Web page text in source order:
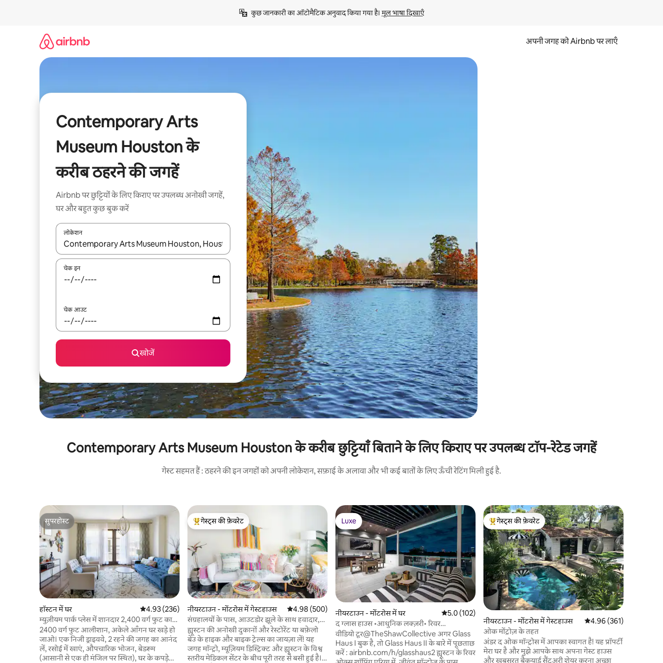
कुछ जानकारी का ऑटोमैटिक अनुवाद किया गया है। मूल भाषा दिखाएँ
अपनी जगह को Airbnb पर लाएँ
Contemporary Arts
Museum Houston के
करीब ठहरने की जगहें
Airbnb पर छुट्टियों के लिए किराए पर उपलब्ध अनोखी जगहें,
घर और बहुत कुछ बुक करें
लोकेशन
नतीजों के उपलब्ध होने पर, अप और डाउन 'ऐरो की' का इस्तेमाल करके नेविगेट करें या टच या फिर स्वाइप जेस्चर का इस्तेमाल करके एक्सप्लोर करें।
चेक इन
चेक आउट
खोजें
Contemporary Arts Museum Houston के करीब छुट्टियाँ बिताने के लिए किराए पर उपलब्ध टॉप-रेटेड जगहें
गेस्ट सहमत हैं : ठहरने की इन जगहों को अपनी लोकेशन, सफ़ाई के अलावा और भी कई बातों के लिए ऊँची रेटिंग मिली हुई है.
सुपरहोस्ट
सुपरहोस्ट
हॉस्टन में घर औसत रेटिंग 5 में से 4.93, 236 समीक्षाएँ
4.93 (236)
म्युज़ीयम पार्क प्लेस में शानदार 2,400 वर्ग फुट का
घर
2400 वर्ग फुट आलीशान, अकेले आँगन घर खड़े हो
जाओ। एक निजी ड्राइववे, 2 रहने की जगह का आनंद
लें, रसोई में खाएं, औपचारिक भोजन, बेडरूम
(आसानी से एक ही मंजिल पर स्थित), घर के कपड़े
गेस्ट्स का टॉप फ़ेवरेट
गेस्ट्स की फ़ेवरेट
नीयरटाउन - मोंटरोस में गेस्टहाउस औसत रेटिंग 5 में से 4.98, 500 समीक्षाएँ
4.98 (500)
संग्रहालयों के पास, आउटडोर झूले के साथ हवादार,
बोहेमियन वाइब
ह्यूस्टन की अनोखी दुकानों और रेस्टोरेंट या बफ़ेलो
बेउ के हाइक और बाइक ट्रेल्स का जायज़ा लें! यह
जगह मॉन्ट्रो, म्यूज़ियम डिस्ट्रिक्ट और ह्यूस्टन के विश्व
स्तरीय मेडिकल सेंटर के बीच पूरी तरह से बसी हुई है।
Luxe
Luxe
नीयरटाउन - मोंटरोस में घर औसत रेटिंग 5 में से 5.0, 102 समीक्षाएँ
5.0 (102)
द ग्लास हाउस •आधुनिक लक्ज़री• रिवर
ओक्स•लिफ़्ट
वीडियो टूर@TheShawCollective अगर Glass
Haus I बुक है, तो Glass Haus II के बारे में पूछताछ
करें : airbnb.com/h/glasshaus2 ह्यूस्टन के रिवर
गेस्ट्स का टॉप फ़ेवरेट
गेस्ट्स की फ़ेवरेट
नीयरटाउन - मोंटरोस में गेस्टहाउस औसत रेटिंग 5 में से 4.96,
4.96 (361)
ओक मोंट्रोज़ के तहत
अंडर द ओक मॉन्ट्रोस में आपका स्वागत है! यह प्रॉपर्टी
मेरा घर है और मुझे आपके साथ अपना गेस्ट हाउस
और खूबसूरत बैकयार्ड सैंटुअरी शेयर करना अच्छा